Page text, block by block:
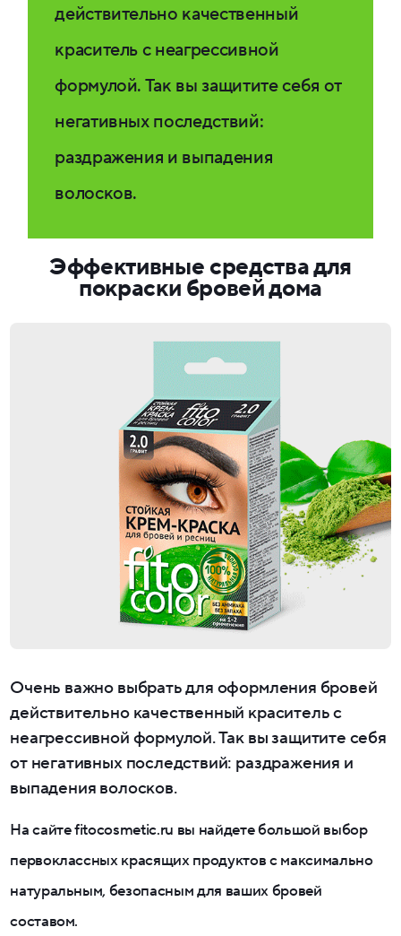
действительно качественный
краситель с неагрессивной
формулой. Так вы защитите себя от
негативных последствий:
раздражения и выпадения
волосков.
Эффективные средства для
покраски бровей дома
Очень важно выбрать для оформления бровей
действительно качественный краситель с
неагрессивной формулой. Так вы защитите себя
от негативных последствий: раздражения и
выпадения волосков.
На сайте fitocosmetic.ru вы найдете большой выбор
первоклассных красящих продуктов с максимально
натуральным, безопасным для ваших бровей
составом.